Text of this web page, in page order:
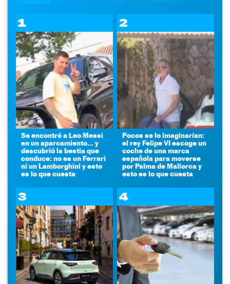
1
Se encontró a Leo Messi
en un aparcamiento... y
descubrió la bestia que
conduce: no es un Ferrari
ni un Lamborghini y esto
es lo que cuesta
2
Pocos se lo imaginarían:
el rey Felipe VI escoge un
coche de una marca
española para moverse
por Palma de Mallorca y
esto es lo que cuesta
3 4